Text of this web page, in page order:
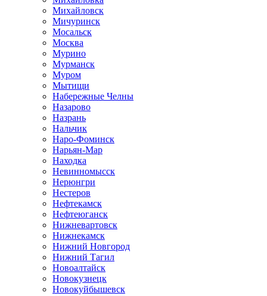
Михайловск
Мичуринск
Мосальск
Москва
Мурино
Мурманск
Муром
Мытищи
Набережные Челны
Назарово
Назрань
Нальчик
Наро-Фоминск
Нарьян-Мар
Находка
Невинномысск
Нерюнгри
Нестеров
Нефтекамск
Нефтеюганск
Нижневартовск
Нижнекамск
Нижний Новгород
Нижний Тагил
Новоалтайск
Новокузнецк
Новокуйбышевск